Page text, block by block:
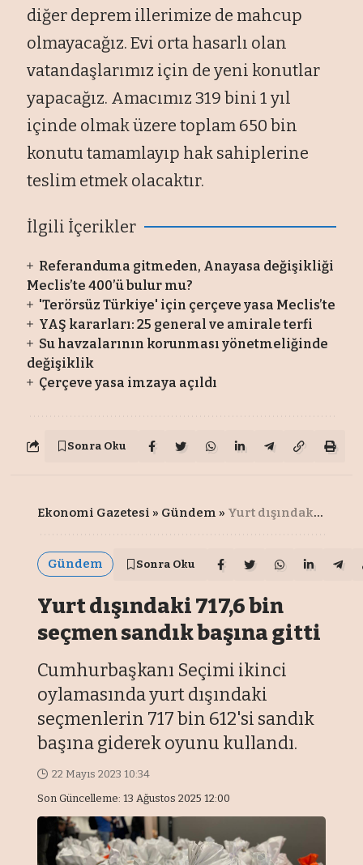
diğer deprem illerimize de mahcup
olmayacağız. Evi orta hasarlı olan
vatandaşlarımız için de yeni konutlar
yapacağız. Amacımız 319 bini 1 yıl
içinde olmak üzere toplam 650 bin
konutu tamamlayıp hak sahiplerine
teslim etmek olacaktır.
İlgili İçerikler
Referanduma gitmeden, Anayasa değişikliği
Meclis’te 400’ü bulur mu?
'Terörsüz Türkiye' için çerçeve yasa Meclis’te
YAŞ kararları: 25 general ve amirale terfi
Su havzalarının korunması yönetmeliğinde
değişiklik
Çerçeve yasa imzaya açıldı
Sonra Oku
Ekonomi Gazetesi » Gündem » Yurt dışındaki 717,6 bin seçmen sandık başına gitti
Gündem Sonra Oku
Yurt dışındaki 717,6 bin
seçmen sandık başına gitti
Cumhurbaşkanı Seçimi ikinci
oylamasında yurt dışındaki
seçmenlerin 717 bin 612'si sandık
başına giderek oyunu kullandı.
Son Güncelleme: 13 Ağustos 2025 12:00
22 Mayıs 2023 10:34